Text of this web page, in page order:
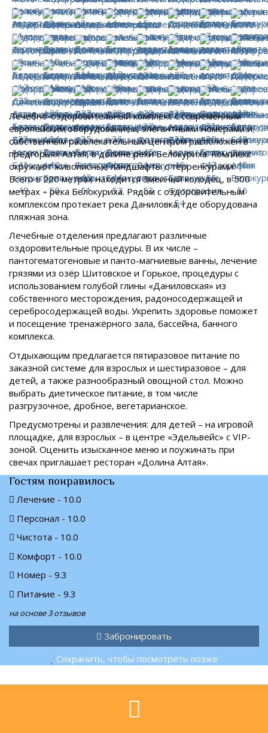
Лечебно-оздоровительный комплекс с современным
европейским оборудованием, элегантными номерами и
собственным развлекательным центром расположен в
предгорьях Алтая, в долине реки Белокуриха. Комплекс
окружают живописные ландшафты с терренкурами.
Всего в 220 метрах находится Змеиный колодец, в 500
метрах – река Белокуриха. Рядом с оздоровительным
комплексом протекает река Даниловка, где оборудована
пляжная зона.
Лечебные отделения предлагают различные
оздоровительные процедуры. В их числе –
пантогематогеновые и панто-магниевые ванны, лечение
грязями из озёр Шитовское и Горькое, процедуры с
использованием голубой глины «Даниловская» из
собственного месторождения, радоносодержащей и
серебросодержащей воды. Укрепить здоровье поможет
и посещение тренажёрного зала, бассейна, банного
комплекса.
Отдыхающим предлагается пятиразовое питание по
заказной системе для взрослых и шестиразовое – для
детей, а также разнообразный овощной стол. Можно
выбрать диетическое питание, в том числе
разгрузочное, дробное, вегетарианское.
Предусмотрены и развлечения: для детей – на игровой
площадке, для взрослых – в центре «Эдельвейс» с VIP-
зоной. Оценить изысканное меню и поужинать при
свечах приглашает ресторан «Долина Алтая».
Гостям понравилось
Лечение - 10.0
Персонал - 10.0
Чистота - 10.0
Комфорт - 10.0
Номер - 9.3
Питание - 9.3
на основе 3 отзывов
Забронировать
Сохранить, чтобы посмотреть позже